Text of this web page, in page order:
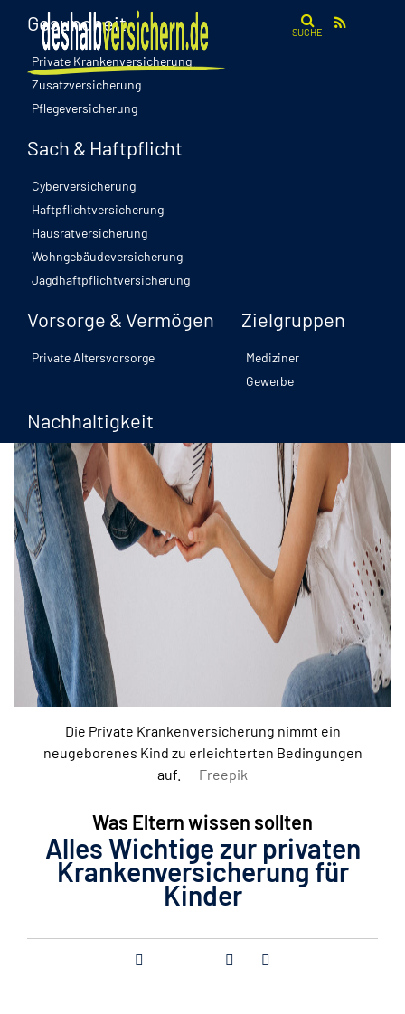
SUCHE
Gesundheit
Private Krankenversicherung
Zusatzversicherung
Pflegeversicherung
Sach & Haftpflicht
Cyberversicherung
Haftpflichtversicherung
Hausratversicherung
Wohngebäudeversicherung
Jagdhaftpflichtversicherung
Vorsorge & Vermögen
Private Altersvorsorge
Zielgruppen
Mediziner
Gewerbe
Nachhaltigkeit
Die Private Krankenversicherung nimmt ein
neugeborenes Kind zu erleichterten Bedingungen
auf.
Freepik
Was Eltern wissen sollten
Alles Wichtige zur privaten
Krankenversicherung für
Kinder